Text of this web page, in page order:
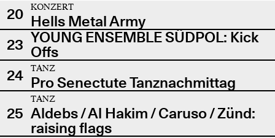
20
KONZERT
Hells Metal Army
23 YOUNG ENSEMBLE SÜDPOL: Kick
Offs
24
TANZ
Pro Senectute Tanznachmittag
25
TANZ
Aldebs / Al Hakim / Caruso / Zünd:
raising flags